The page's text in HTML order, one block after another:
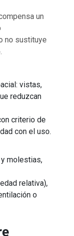
un
no sustituye
vistas,
reduzcan
criterio de
con el uso.
molestias,
relativa),
o